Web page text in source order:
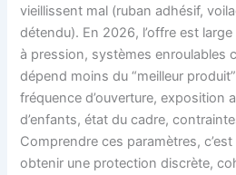
vieillissent mal (ruban adhésif,
détendu). En 2026, l’offre est
à pression, systèmes enroulables
dépend moins du “meilleur
fréquence d’ouverture, exposition
d’enfants, état du cadre,
Comprendre ces paramètres,
obtenir une protection discrète,